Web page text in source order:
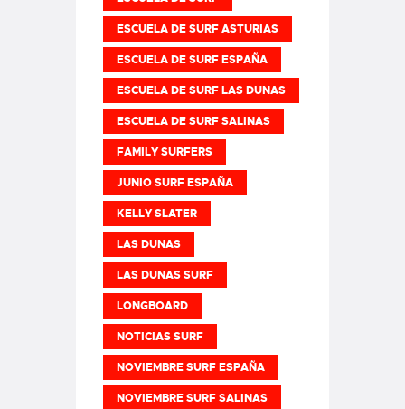
ESCUELA DE SURF ASTURIAS
ESCUELA DE SURF ESPAÑA
ESCUELA DE SURF LAS DUNAS
ESCUELA DE SURF SALINAS
FAMILY SURFERS
JUNIO SURF ESPAÑA
KELLY SLATER
LAS DUNAS
LAS DUNAS SURF
LONGBOARD
NOTICIAS SURF
NOVIEMBRE SURF ESPAÑA
NOVIEMBRE SURF SALINAS